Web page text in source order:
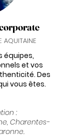
AQUITAINE
équipes,
et vos
Des
vous êtes.
:
Charentes-